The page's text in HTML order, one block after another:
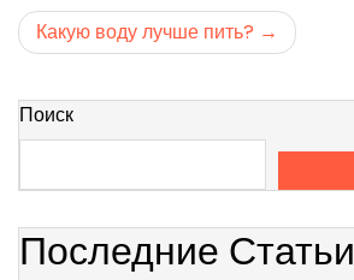
записям
Какую воду лучше пить?
Поиск
Последние Статьи